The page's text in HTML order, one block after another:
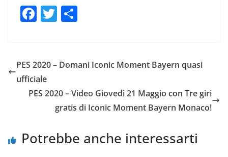
F
e
b
o
T
er di
di
PES 2020 – Domani Iconic Moment Bayern quasi
ufficiale
PES 2020 – Video Giovedì 21 Maggio con Tre giri
gratis di Iconic Moment Bayern Monaco!
Potrebbe anche interessarti